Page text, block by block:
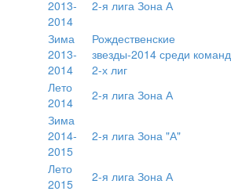
2013-
2014
2-я лига Зона А
Зима
2013-
2014
Рождественские
звезды-2014 среди команд
2-х лиг
Лето
2014
2-я лига Зона А
Зима
2014-
2015
2-я лига Зона "А"
Лето
2015
2-я лига Зона А